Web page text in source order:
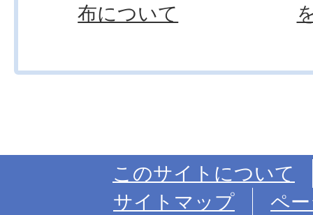
布について
このサイトについて
サイトマップ
ペ